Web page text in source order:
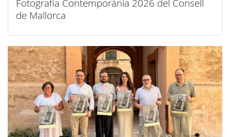
Fotografia Contemporània 2026 del Consell
de Mallorca